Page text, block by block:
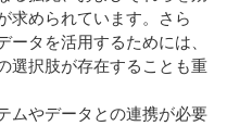
求められています。さら
タを活用するためには、
選択肢が存在することも重
ムやデータとの連携が必要